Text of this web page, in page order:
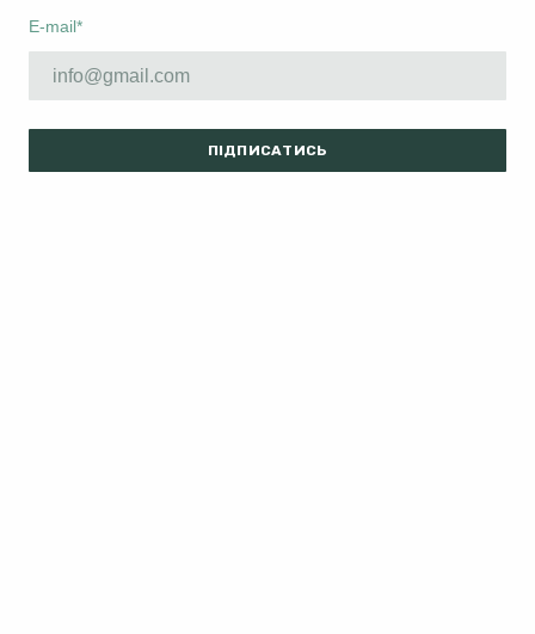
E-mail*
ПІДПИСАТИСЬ